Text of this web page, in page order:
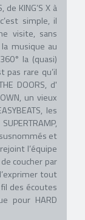
de KING’S X à
simple, il
visite, sans
musique au
la (quasi)
pas rare qu’il
DOORS, d'
un vieux
les
et
l’équipe
coucher par
tout
des écoutes
pour HARD